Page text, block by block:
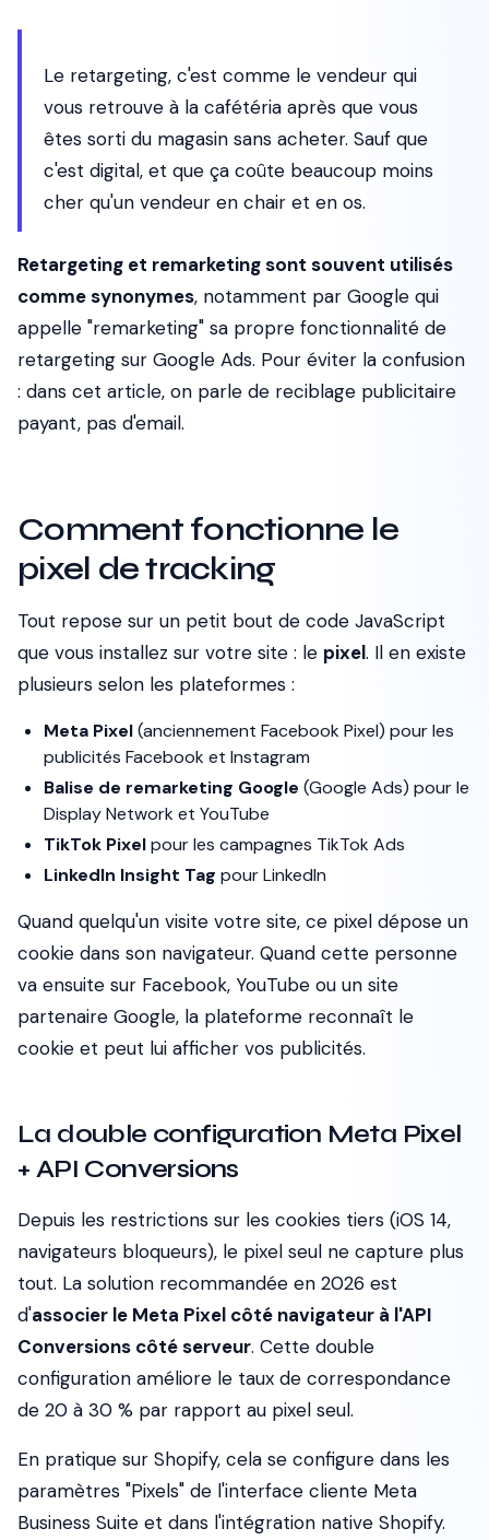
Le retargeting, c'est comme le vendeur qui
vous retrouve à la cafétéria après que vous
êtes sorti du magasin sans acheter. Sauf que
c'est digital, et que ça coûte beaucoup moins
cher qu'un vendeur en chair et en os.
Retargeting et remarketing sont souvent utilisés
comme synonymes, notamment par Google qui
appelle "remarketing" sa propre fonctionnalité de
retargeting sur Google Ads. Pour éviter la confusion
: dans cet article, on parle de reciblage publicitaire
payant, pas d'email.
Comment fonctionne le
pixel de tracking
Tout repose sur un petit bout de code JavaScript
que vous installez sur votre site : le pixel. Il en existe
plusieurs selon les plateformes :
Meta Pixel(anciennement Facebook Pixel) pour les
publicités Facebook et Instagram
Balise de remarketing Google (Google Ads) pour le
Display Network et YouTube
TikTok Pixelpour les campagnes TikTok Ads
LinkedIn Insight Tag pour LinkedIn
Quand quelqu'un visite votre site, ce pixel dépose un
cookie dans son navigateur. Quand cette personne
va ensuite sur Facebook, YouTube ou un site
partenaire Google, la plateforme reconnaît le
cookie et peut lui afficher vos publicités.
La double configuration Meta Pixel
+ API Conversions
Depuis les restrictions sur les cookies tiers (iOS 14,
navigateurs bloqueurs), le pixel seul ne capture plus
tout. La solution recommandée en 2026 est
d'associer le Meta Pixel côté navigateur à l'API
Conversions côté serveur. Cette double
configuration améliore le taux de correspondance
de 20 à 30 % par rapport au pixel seul.
En pratique sur Shopify, cela se configure dans les
paramètres "Pixels" de l'interface cliente Meta
Business Suite et dans l'intégration native Shopify.